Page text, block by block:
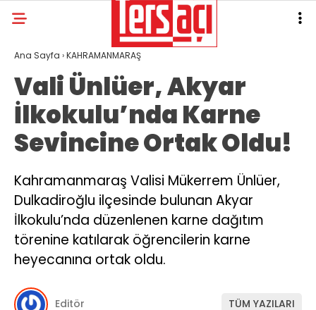
Ana Sayfa ›KAHRAMANMARAŞ
Vali Ünlüer, Akyar
İlkokulu’nda Karne
Sevincine Ortak Oldu!
Kahramanmaraş Valisi Mükerrem Ünlüer,
Dulkadiroğlu ilçesinde bulunan Akyar
İlkokulu’nda düzenlenen karne dağıtım
törenine katılarak öğrencilerin karne
heyecanına ortak oldu.
Editör TÜM YAZILARI